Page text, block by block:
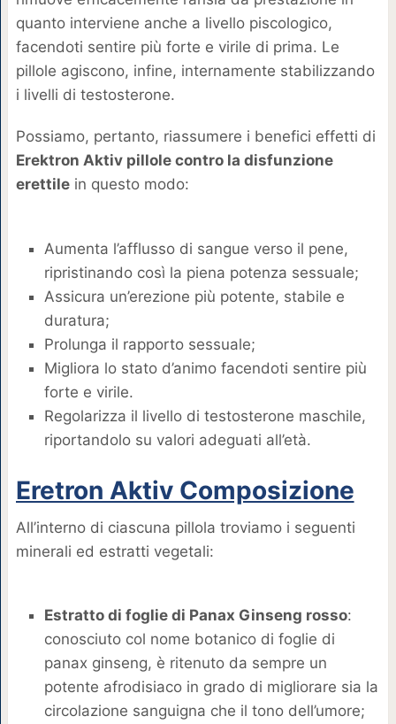
quanto interviene anche a livello piscologico,
facendoti sentire più forte e virile di prima. Le
pillole agiscono, infine, internamente stabilizzando
i livelli di testosterone.
Possiamo, pertanto, riassumere i benefici effetti di
Erektron Aktiv pillole contro la disfunzione
erettilein questo modo:
Aumenta l’afflusso di sangue verso il pene,
ripristinando così la piena potenza sessuale;
Assicura un’erezione più potente, stabile e
duratura;
Prolunga il rapporto sessuale;
Migliora lo stato d’animo facendoti sentire più
forte e virile.
Regolarizza il livello di testosterone maschile,
riportandolo su valori adeguati all’età.
Eretron Aktiv Composizione
All’interno di ciascuna pillola troviamo i seguenti
minerali ed estratti vegetali:
Estratto di foglie di Panax Ginseng rosso:
conosciuto col nome botanico di foglie di
panax ginseng, è ritenuto da sempre un
potente afrodisiaco in grado di migliorare sia la
circolazione sanguigna che il tono dell’umore;